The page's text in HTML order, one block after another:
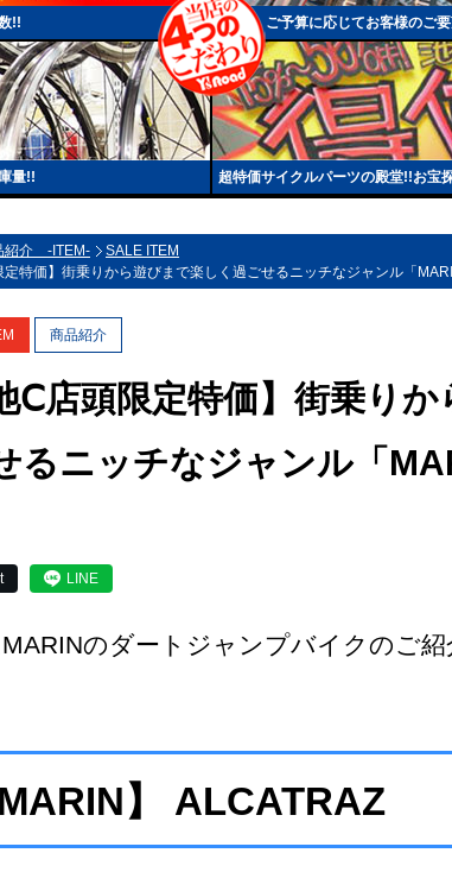
!! ご予算に応じてお客様のご
量!! 超特価サイクルパーツの殿堂!!お宝
紹介 -ITEM-
SALE ITEM
定特価】街乗りから遊びまで楽しく過ごせるニッチなジャンル「
商品紹介
Ⅽ店頭限定特価】街乗り
るニッチなジャンル「
LINE
のダートジャンプバイクのご紹
MARIN】 ALCATRAZ